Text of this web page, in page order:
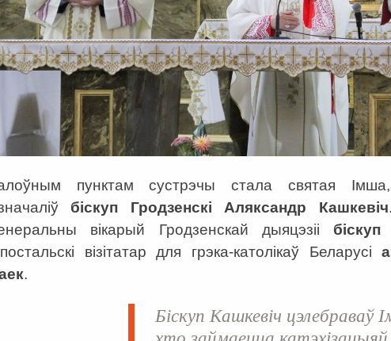
пунктам сустрэчы стала святая
біскуп Гродзенскі Аляксандр Кашкевіч
вікарый Гродзенскай дыяцэзіі
візітатар для грэка-католікаў Беларусі
.
Біскуп Кашкевіч цэлебраваў